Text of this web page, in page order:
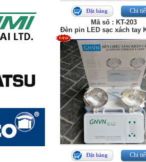
Đặt hàng Chi
Mã số : KT-203
Đèn pin LED sạc xách tay
Đặt hàng Chi